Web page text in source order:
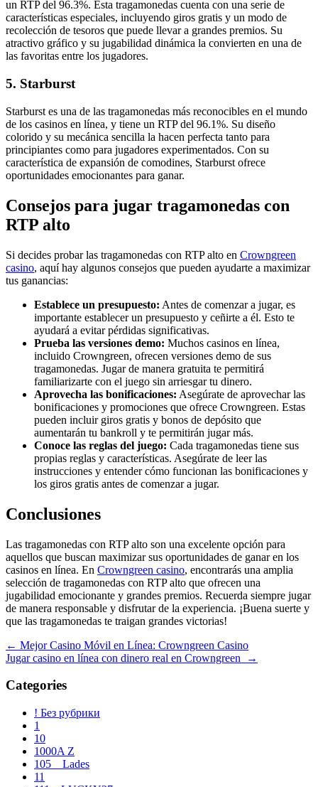
un RTP del 96.3%. Esta tragamonedas cuenta con una serie de
características especiales, incluyendo giros gratis y un modo de
recolección de tesoros que puede llevar a grandes premios. Su
atractivo gráfico y su jugabilidad dinámica la convierten en una de
las favoritas entre los jugadores.
5. Starburst
Starburst es una de las tragamonedas más reconocibles en el mundo
de los casinos en línea, y tiene un RTP del 96.1%. Su diseño
colorido y su mecánica sencilla la hacen perfecta tanto para
principiantes como para jugadores experimentados. Con su
característica de expansión de comodines, Starburst ofrece
oportunidades emocionantes para ganar.
Consejos para jugar tragamonedas con
RTP alto
Si decides probar las tragamonedas con RTP alto en Crowngreen
casino, aquí hay algunos consejos que pueden ayudarte a maximizar
tus ganancias:
Establece un presupuesto: Antes de comenzar a jugar, es
importante establecer un presupuesto y ceñirte a él. Esto te
ayudará a evitar pérdidas significativas.
Prueba las versiones demo: Muchos casinos en línea,
incluido Crowngreen, ofrecen versiones demo de sus
tragamonedas. Jugar de manera gratuita te permitirá
familiarizarte con el juego sin arriesgar tu dinero.
Aprovecha las bonificaciones: Asegúrate de aprovechar las
bonificaciones y promociones que ofrece Crowngreen. Estas
pueden incluir giros gratis y bonos de depósito que
aumentarán tu bankroll y te permitirán jugar más.
Conoce las reglas del juego: Cada tragamonedas tiene sus
propias reglas y características. Asegúrate de leer las
instrucciones y entender cómo funcionan las bonificaciones y
los giros gratis antes de comenzar a jugar.
Conclusiones
Las tragamonedas con RTP alto son una excelente opción para
aquellos que buscan maximizar sus oportunidades de ganar en los
casinos en línea. En Crowngreen casino, encontrarás una amplia
selección de tragamonedas con RTP alto que ofrecen una
jugabilidad emocionante y grandes premios. Recuerda siempre jugar
de manera responsable y disfrutar de la experiencia. ¡Buena suerte y
que las tragamonedas te traigan grandes victorias!
Navegación
de
entradas
← Mejor Casino Móvil en Línea: Crowngreen Casino
Jugar casino en línea con dinero real en Crowngreen
→
Categories
! Без рубрики
1
10
1000A Z
105__Lades
11